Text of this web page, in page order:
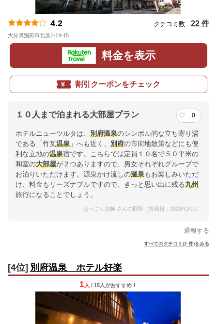
4.2 クチコミ数 : 22 件
大分県別府市北浜1-14-15
料金を表示
割引クーポンをチェック
１０人まで泊まれる大部屋プラン 0
ホテルニューツルタは、 別府温泉のシンボル的な立ち寄り湯
である「竹瓦温泉 」へも近く、 別府の市街地散策などにも便
利な立地の温泉宿です。こちらでは定員１０名で５０平米の
和室の大部屋が２つありますので、男女それぞれグループで
お泊りいただけます。源泉かけ流しの温泉もお楽しみいただ
け、料金もリーズナブルですので、きっと思い出に残る九州
旅行になることでしょう。
ほっこり法師 さんの回答（投稿日：2020/12/11）
通報する
すべてのクチコミ(2 件)をみる
[4位] 別府温泉 ホテル好楽
1 人 / 15人がおすすめ！